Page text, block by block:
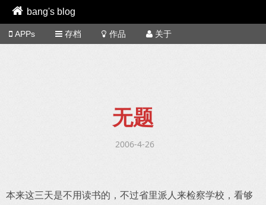
bang's blog
APPs 存档 作品 关于
无题
2006-4-26
本来这三天是不用读书的，不过省里派人来检察学校，看够